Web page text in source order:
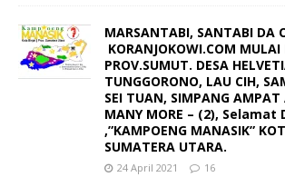
MARSANTABI, SANTABI DA
KORANJOKOWI.COM MULAI
PROV.SUMUT. DESA
TUNGGORONO, LAU CIH,
SEI TUAN, SIMPANG
MANY MORE – (2), Selamat
,”KAMPOENG MANASIK”
SUMATERA UTARA.
24 April 2021 16